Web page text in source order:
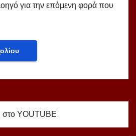
για την επόμενη φορά που
στο YOUTUBE